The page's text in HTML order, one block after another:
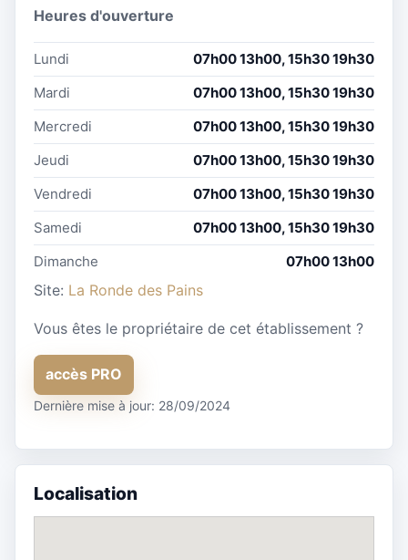
Heures d'ouverture
Lundi
07h00 13h00, 15h30 19h30
Mardi
07h00 13h00, 15h30 19h30
Mercredi
07h00 13h00, 15h30 19h30
Jeudi
07h00 13h00, 15h30 19h30
Vendredi
07h00 13h00, 15h30 19h30
Samedi
07h00 13h00, 15h30 19h30
Dimanche
07h00 13h00
Site: La Ronde des Pains
Vous êtes le propriétaire de cet établissement ?
accès PRO
Dernière mise à jour: 28/09/2024
Localisation